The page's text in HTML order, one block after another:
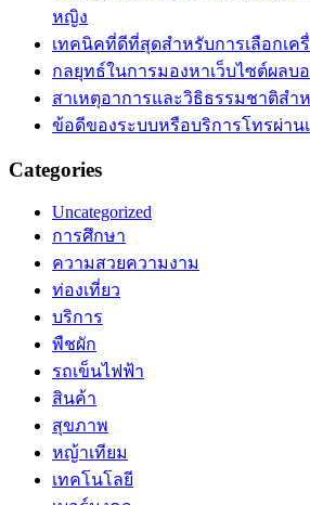
หญิง
เทคนิคที่ดีที่สุดสำหรับการเลือกเค
กลยุทธ์ในการมองหาเว็บไซต์ผลบ
สาเหตุอาการและวิธิธรรมชาติสำ
ข้อดีของระบบหรือบริการโทรผ่าน
Categories
Uncategorized
การศึกษา
ความสวยความงาม
ท่องเที่ยว
บริการ
พืชผัก
รถเข็นไฟฟ้า
สินค้า
สุขภาพ
หญ้าเทียม
เทคโนโลยี